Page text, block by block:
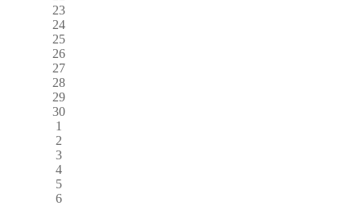
23
24
25
26
27
28
29
30
1
2
3
4
5
6